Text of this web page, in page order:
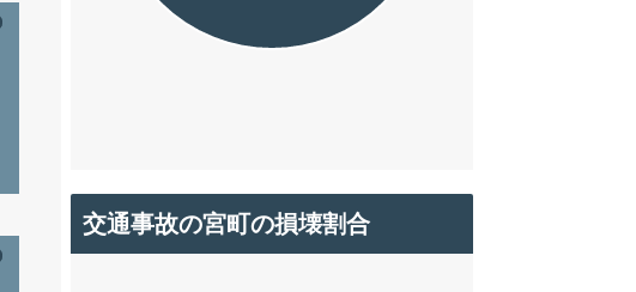
交通事故の宮町の損壊割合